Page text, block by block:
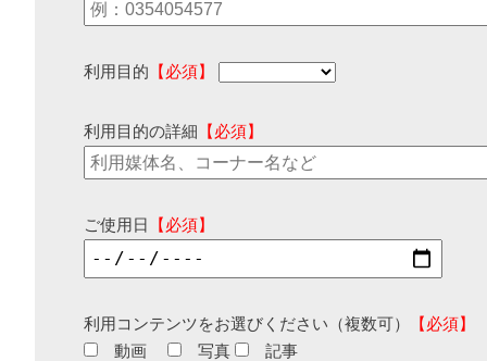
利用目的 【必須】
利用目的の詳細 【必須】
ご使用日 【必須】
利用コンテンツをお選びください（複数可）
【必須】
動画
写真 記事